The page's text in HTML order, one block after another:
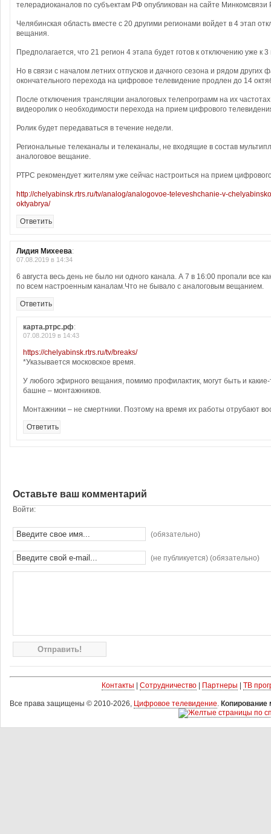
телерадиоканалов по субъектам РФ опубликован на сайте Минкомсвязи
Челябинская область вместе с 20 другими регионами войдет в 4 этап
вещания.
Предполагается, что 21 регион 4 этапа будет готов к отключению уже к
Но в связи с началом летних отпусков и дачного сезона и рядом других
окончательного перехода на цифровое телевидение продлен до 14
После отключения трансляции аналоговых телепрограмм на их
видеоролик о необходимости перехода на прием цифрового
Ролик будет передаваться в течение недели.
Региональные телеканалы и телеканалы, не входящие в состав
аналоговое вещание.
РТРС рекомендует жителям уже сейчас настроиться на прием
http://chelyabinsk.rtrs.ru/tv/analog/analogovoe-televeshchanie-v-
oktyabrya/
Ответить
Лидия Михеева:
07.08.2019 в 14:34
6 августа весь день не было ни одного канала. А 7 в 16:00 пропали все
по всем настроенным каналам.Что не бывало с аналоговым вещанием.
Ответить
карта.ртрс.рф:
07.08.2019 в 14:43
https://chelyabinsk.rtrs.ru/tv/breaks/
*Указывается московское время.
У любого эфирного вещания, помимо профилактик, могут быть и
башне – монтажников.
Монтажники – не смертники. Поэтому на время их работы отрубают
Ответить
Оставьте ваш комментарий
Войти:
(обязательно)
(не публикуется) (обязательно)
Контакты Сотрудничество| Партнеры ТВ
Все права защищены © 2010-2026, Цифровое телевидение. Копирование